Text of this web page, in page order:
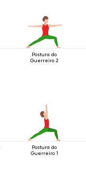
Postura do
Guerreiro 2
Postura do
Guerreiro 1